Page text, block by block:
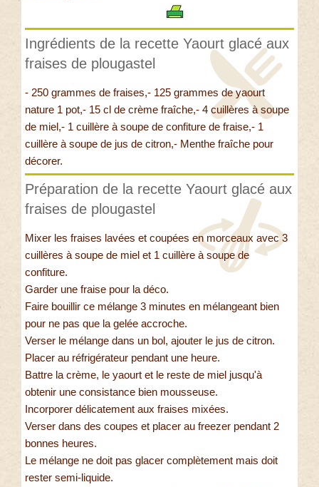
Ingrédients de la recette Yaourt glacé aux
fraises de plougastel
- 250 grammes de fraises,- 125 grammes de yaourt
nature 1 pot,- 15 cl de crème fraîche,- 4 cuillères à soupe
de miel,- 1 cuillère à soupe de confiture de fraise,- 1
cuillère à soupe de jus de citron,- Menthe fraîche pour
décorer.
Préparation de la recette Yaourt glacé aux
fraises de plougastel
Mixer les fraises lavées et coupées en morceaux avec 3
cuillères à soupe de miel et 1 cuillère à soupe de
confiture.
Garder une fraise pour la déco.
Faire bouillir ce mélange 3 minutes en mélangeant bien
pour ne pas que la gelée accroche.
Verser le mélange dans un bol, ajouter le jus de citron.
Placer au réfrigérateur pendant une heure.
Battre la crème, le yaourt et le reste de miel jusqu'à
obtenir une consistance bien mousseuse.
Incorporer délicatement aux fraises mixées.
Verser dans des coupes et placer au freezer pendant 2
bonnes heures.
Le mélange ne doit pas glacer complètement mais doit
rester semi-liquide.